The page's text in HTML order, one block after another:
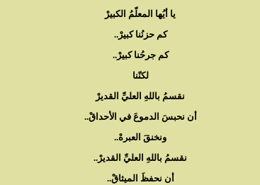
يا أيُها المعلّمُ الكبيرْ
كم حزنُنا كبيرْ..
كم جرحُنا كبيرْ..
لكنّنا
نقسمُ باللهِ العليِّ القديرْ
أن نحبسَ الدموعَ في الأحداقْ..
ونخنقَ العبرهْ..
نقسمُ باللهِ العليِّ القديرْ..
أن نحفظَ الميثاقْ..